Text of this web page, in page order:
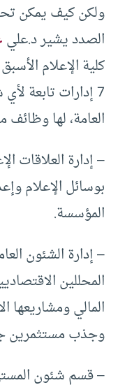
ولكن كيف يمكن
الصدد يشير د.علي
كلية الإعلام
7 إدارات تابعة
العامة، لها
– إدارة العلاقات
بوسائل الإعلام
المؤسسة.
– إدارة الشئون
المحللين
المالي ومشاريعها
وجذب مستثمرين
– قسم شئون